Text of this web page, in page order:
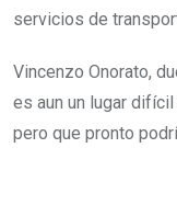
servicios de
Vincenzo Onorato,
es aun un lugar
pero que pronto